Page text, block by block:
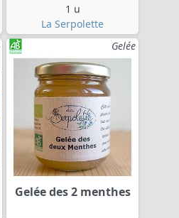
1 u
La Serpolette
Gelée
Gelée des 2 menthes